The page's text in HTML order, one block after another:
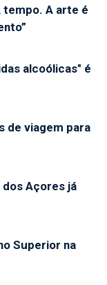
tempo. A arte é
alcoólicas" é
de viagem para
Açores já
Superior na